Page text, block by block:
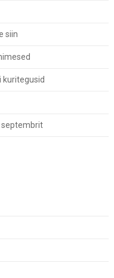
siin
kuritegusid
septembrit